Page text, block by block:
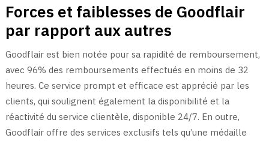
Forces et faiblesses de Goodflair
par rapport aux autres
Goodflair est bien notée pour sa rapidité de remboursement,
avec 96% des remboursements effectués en moins de 32
heures. Ce service prompt et efficace est apprécié par les
clients, qui soulignent également la disponibilité et la
réactivité du service clientèle, disponible 24/7. En outre,
Goodflair offre des services exclusifs tels qu’une médaille